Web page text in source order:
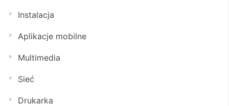
Instalacja
Aplikacje mobilne
Multimedia
Sieć
Drukarka